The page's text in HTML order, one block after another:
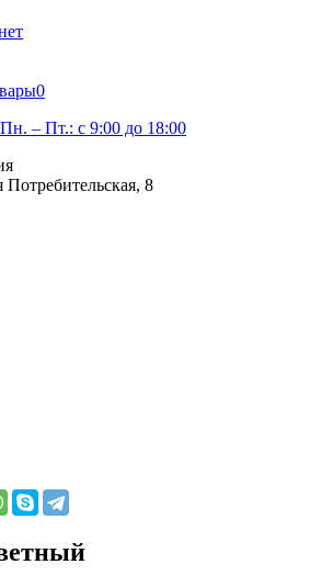
0
Пн. – Пт.: с 9:00 до 18:00
Потребительская, 8